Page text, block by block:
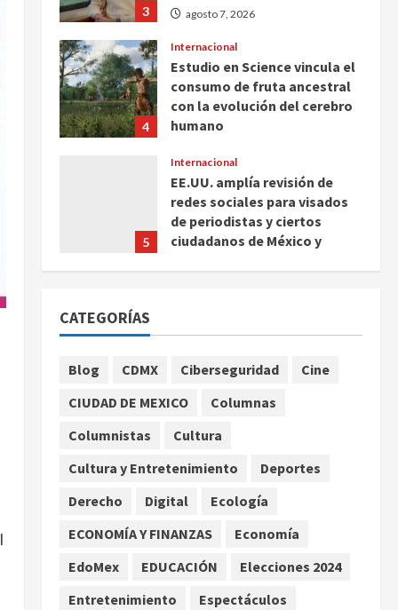
3 agosto 7, 2026
4
Internacional
Estudio en Science vincula el
consumo de fruta ancestral
con la evolución del cerebro
humano
5
Internacional
EE.UU. amplía revisión de
redes sociales para visados
de periodistas y ciertos
ciudadanos de México y
Morelia
2
Lotería Nacional emite
billete por centenario de la
México
agosto 7, 2026
Internacional Portada
Desplome de la IA arrastra a
Street
agosto 7, 2026
CATEGORÍAS
Blog CDMX Ciberseguridad
Cine
CIUDAD DE MEXICO
Columnas
Columnistas
Cultura
Cultura y Entretenimiento
Deportes
Derecho
Digital
Ecología
ECONOMÍA Y FINANZAS
Economía
EdoMex
EDUCACIÓN
Elecciones 2024
Entretenimiento
Espectáculos